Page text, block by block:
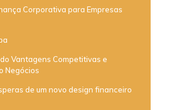
Corporativa para Empresas
Vantagens Competitivas e
Negócios
de um novo design financeiro